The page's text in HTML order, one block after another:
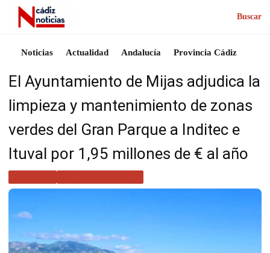
Buscar
Noticias Actualidad Andalucía Provincia Cádiz
El Ayuntamiento de Mijas adjudica la
limpieza y mantenimiento de zonas
verdes del Gran Parque a Inditec e
Ituval por 1,95 millones de € al año